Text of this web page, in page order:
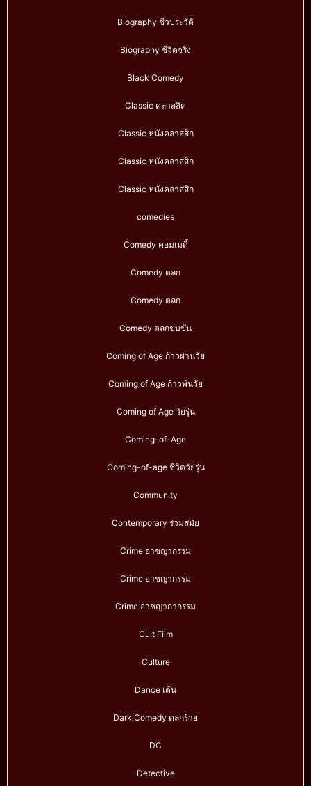
Biography ชีวประวัติ
Biography ชีวิตจริง
Black Comedy
Classic คลาสสิค
Classic หนังคลาสสิก
Classic หนังคลาสสิก
Classic หนังคลาสสิก
comedies
Comedy คอมเมดี้
Comedy ตลก
Comedy ตลก
Comedy ตลกขบขัน
Coming of Age ก้าวผ่านวัย
Coming of Age ก้าวพ้นวัย
Coming of Age วัยรุ่น
Coming-of-Age
Coming-of-age ชีวิตวัยรุ่น
Community
Contemporary ร่วมสมัย
Crime อาชญากรรม
Crime อาชญากรรม
Crime อาชญากากรรม
Cult Film
Culture
Dance เต้น
Dark Comedy ตลกร้าย
DC
Detective